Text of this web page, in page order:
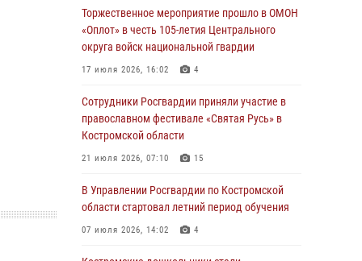
организованных военнослужащими и
сотрудниками Управления Росгвардии
30 июля 2026, 10:39 9
«Единых государственных услуг» для
получения услуг по линии Росгвардии
29 июля 2026, 06:26
участие в богослужении в честь князя
Владимира в Костроме
28 июля 2026, 06:14 2
Более пятидесяти поступивших сигналов
Торжественное мероприятие прошло в ОМОН
«Оплот» в честь 105-летия Центрального
округа войск национальной гвардии
17 июля 2026, 16:02 4
Сотрудники Росгвардии приняли участие в
православном фестивале «Святая Русь» в
Костромской области
21 июля 2026, 07:10 15
В Управлении Росгвардии по Костромской
области стартовал летний период обучения
07 июля 2026, 14:02 4